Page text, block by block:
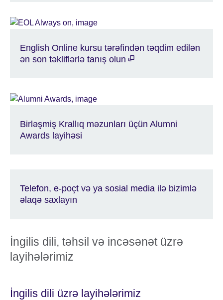
English Online kursu tərəfindən təqdim edilən
ən son təkliflərlə tanış olun
Birləşmiş Krallıq məzunları üçün Alumni
Awards layihəsi
Telefon, e-poçt və ya sosial media ilə bizimlə
əlaqə saxlayın
İngilis dili, təhsil və incəsənət üzrə
layihələrimiz
İngilis dili üzrə layihələrimiz